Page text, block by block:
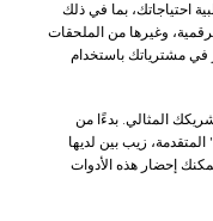
احتياجاتك، بما في ذلك
وغيرها من الملحقات
في مشترياتك باستخدام
المثالي. بدءًا من
زيب بين لديها
إحضار هذه الأدوات